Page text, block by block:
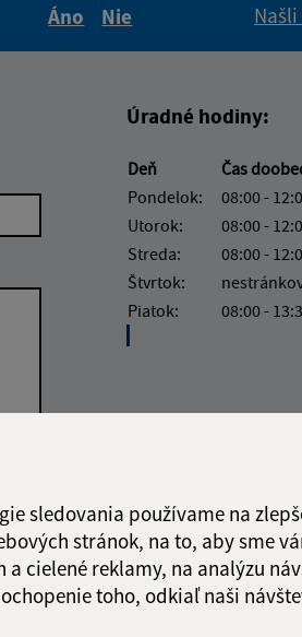
sledovania používame na
stránok, na to, aby sme
cielené reklamy, na analýzu
toho, odkiaľ naši
Áno
Nie
Úradné hodiny:
Deň Čas
Pondelok:
08:00 -
Utorok:
08:00 -
Streda:
08:00 -
Štvrtok:
Piatok:
08:00 -